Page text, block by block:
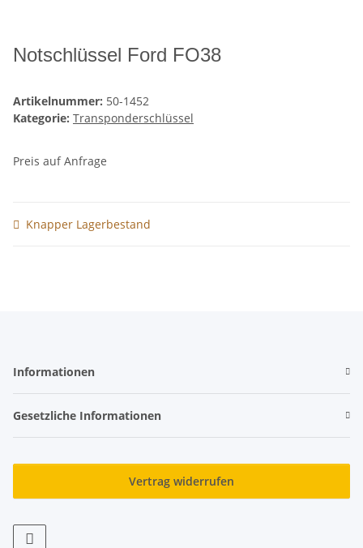
Notschlüssel Ford FO38
Artikelnummer: 50-1452
Kategorie: Transponderschlüssel
Preis auf Anfrage
Knapper Lagerbestand
Informationen
Gesetzliche Informationen
Vertrag widerrufen